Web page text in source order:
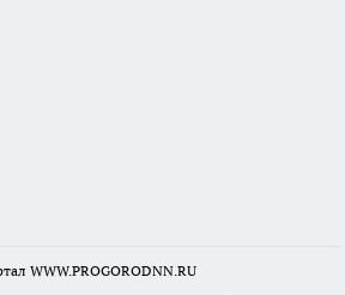
WWW.PROGORODNN.RU